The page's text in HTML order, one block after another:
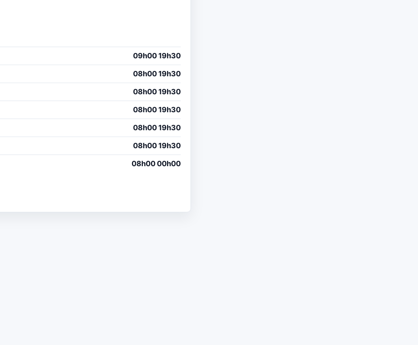
09h00 19h30
08h00 19h30
08h00 19h30
08h00 19h30
08h00 19h30
08h00 19h30
08h00 00h00